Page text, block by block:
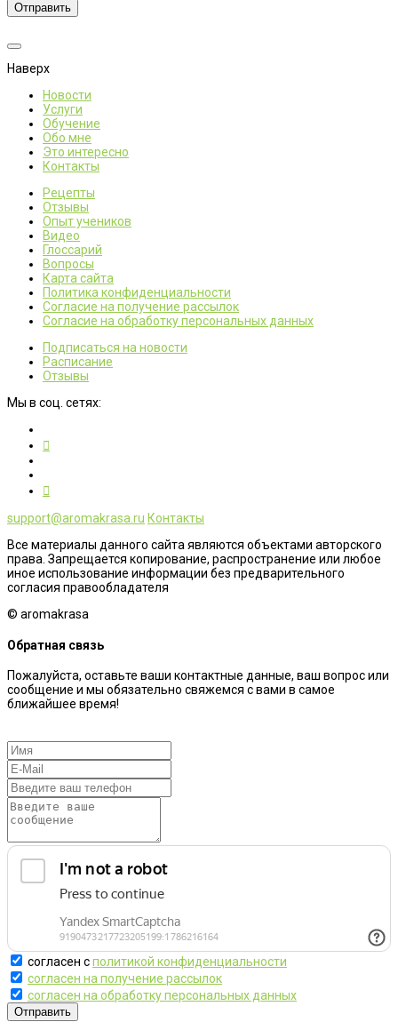
Отправить
Наверх
Новости
Услуги
Обучение
Обо мне
Это интересно
Контакты
Рецепты
Отзывы
Опыт учеников
Видео
Глоссарий
Вопросы
Карта сайта
Политика конфиденциальности
Согласие на получение рассылок
Согласие на обработку персональных данных
Подписаться на новости
Расписание
Отзывы
Мы в соц. сетях:
support@aromakrasa.ru Контакты
Все материалы данного сайта являются объектами авторского
права. Запрещается копирование, распространение или любое
иное использование информации без предварительного
согласия правообладателя
© aromakrasa
Обратная связь
Пожалуйста, оставьте ваши контактные данные, ваш вопрос или
сообщение и мы обязательно свяжемся с вами в самое
ближайшее время!
согласен сполитикой конфиденциальности
согласен на получение рассылок
согласен на обработку персональных данных
Отправить